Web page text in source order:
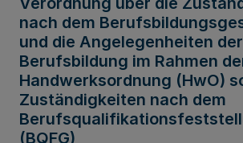
nach dem
und die Angelegenheiten der
Berufsbildung im Rahmen
Handwerksordnung (HwO)
Zuständigkeiten nach dem
(BQFG)